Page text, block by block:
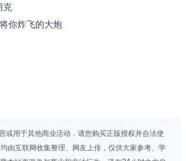
克
你炸飞的大炮
或用于其他商业活动，请您购买正版授权并合法使
由互联网收集整理、网友上传，仅供大家参考、学